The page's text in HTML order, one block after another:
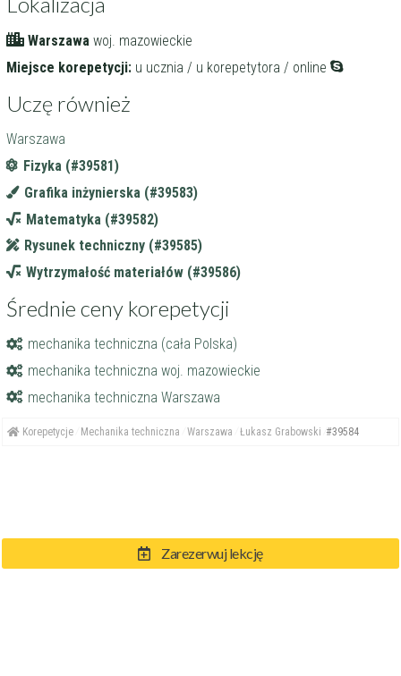
Zarezerwuj lekcję
Warszawa woj. mazowieckie
Miejsce korepetycji: u ucznia / u korepetytora / online
Uczę również
Warszawa
Fizyka (#39581)
Grafika inżynierska (#39583)
Matematyka (#39582)
Rysunek techniczny (#39585)
Wytrzymałość materiałów (#39586)
Średnie ceny korepetycji
mechanika techniczna (cała Polska)
mechanika techniczna woj. mazowieckie
mechanika techniczna Warszawa
Korepetycje Mechanika techniczna Warszawa Łukasz Grabowski #39584